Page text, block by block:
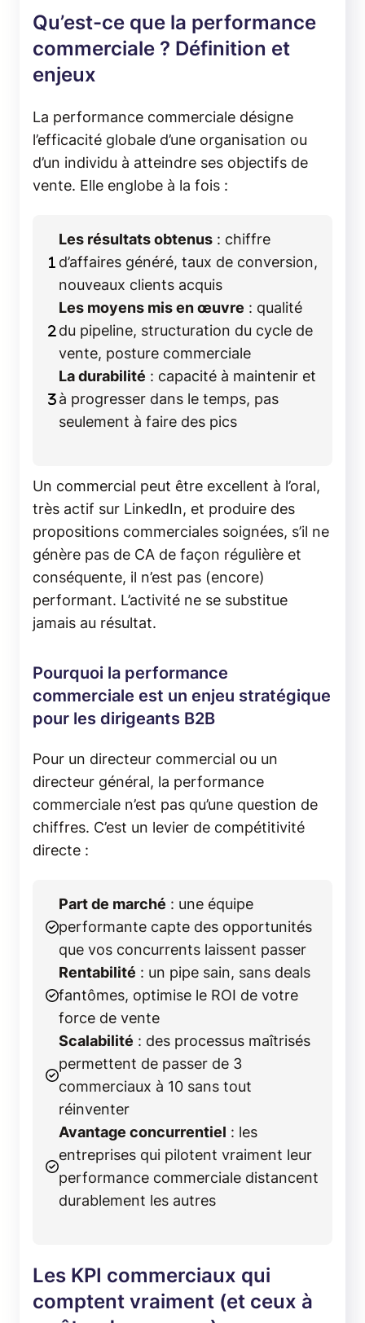
Qu’est-ce que la performance
commerciale ? Définition et
enjeux
La performance commerciale désigne
l’efficacité globale d’une organisation ou
d’un individu à atteindre ses objectifs de
vente. Elle englobe à la fois :
Les résultats obtenus : chiffre
d’affaires généré, taux de conversion,
nouveaux clients acquis
Les moyens mis en œuvre : qualité
du pipeline, structuration du cycle de
vente, posture commerciale
La durabilité : capacité à maintenir et
à progresser dans le temps, pas
seulement à faire des pics
Un commercial peut être excellent à l’oral,
très actif sur LinkedIn, et produire des
propositions commerciales soignées, s’il ne
génère pas de CA de façon régulière et
conséquente, il n’est pas (encore)
performant. L’activité ne se substitue
jamais au résultat.
Pourquoi la performance
commerciale est un enjeu stratégique
pour les dirigeants B2B
Pour un directeur commercial ou un
directeur général, la performance
commerciale n’est pas qu’une question de
chiffres. C’est un levier de compétitivité
directe :
Part de marché : une équipe
performante capte des opportunités
que vos concurrents laissent passer
Rentabilité : un pipe sain, sans deals
fantômes, optimise le ROI de votre
force de vente
Scalabilité : des processus maîtrisés
permettent de passer de 3
commerciaux à 10 sans tout
réinventer
Avantage concurrentiel : les
entreprises qui pilotent vraiment leur
performance commerciale distancent
durablement les autres
Les KPI commerciaux qui
comptent vraiment (et ceux à